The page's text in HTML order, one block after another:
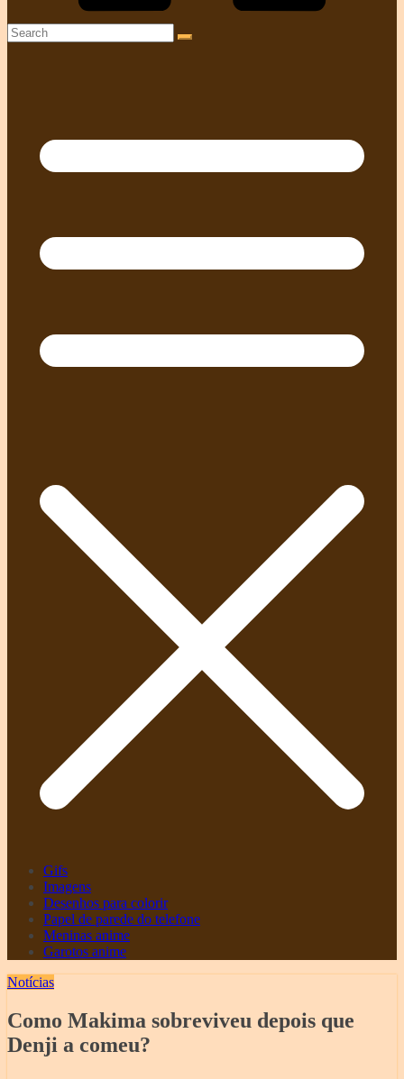
Gifs
Imagens
Desenhos para colorir
Papel de parede do telefone
Meninas anime
Garotos anime
Notícias
Como Makima sobreviveu depois que
Denji a comeu?